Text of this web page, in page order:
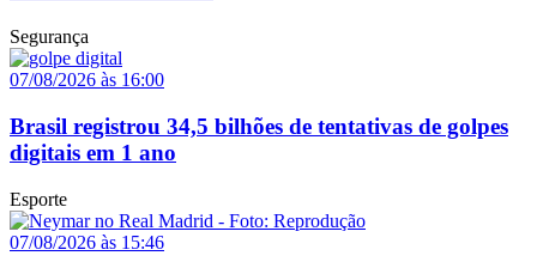
Segurança
07/08/2026 às 16:00
Brasil registrou 34,5 bilhões de tentativas de golpes
digitais em 1 ano
Esporte
07/08/2026 às 15:46